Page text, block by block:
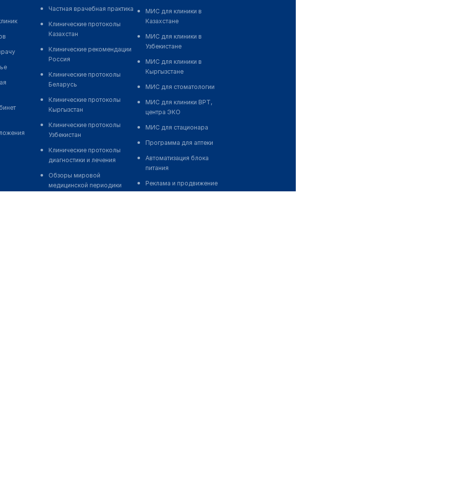
Частная врачебная практика
Клинические протоколы
Казахстан
Клинические рекомендации
Россия
Клинические протоколы
Беларусь
Клинические протоколы
Кыргызстан
Клинические протоколы
Узбекистан
Клинические протоколы
диагностики и лечения
Обзоры мировой
медицинской периодики
МИС для клиники в
Казахстане
МИС для клиники в
Узбекистане
МИС для клиники в
Кыргызстане
МИС для стоматологии
МИС для клиники ВРТ,
центра ЭКО
МИС для стационара
Программа для аптеки
Автоматизация блока
питания
Реклама и продвижение
клиник